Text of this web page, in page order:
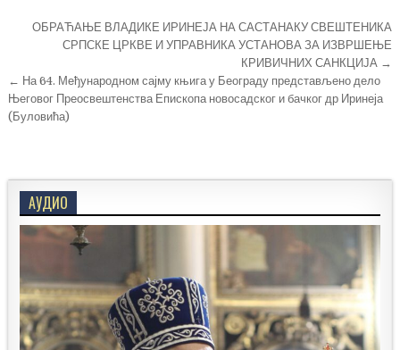
Кретање
чланка
ОБРАЋАЊЕ ВЛАДИКЕ ИРИНЕЈА НА САСТАНАКУ СВЕШТЕНИКА
СРПСКЕ ЦРКВЕ И УПРАВНИКА УСТАНОВА ЗА ИЗВРШЕЊЕ
КРИВИЧНИХ САНКЦИЈА →
← На 64. Међународном сајму књига у Београду представљено дело
Његовог Преосвештенства Епископа новосадског и бачког др Иринеја
(Буловића)
АУДИО